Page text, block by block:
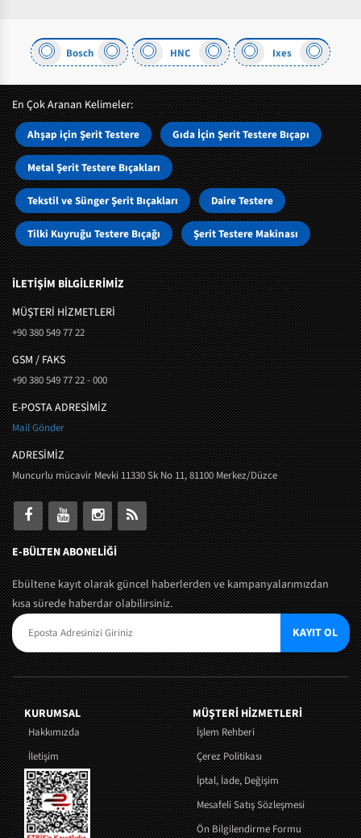
Bosch HNC Ixes Felder
En Çok Aranan Kelimeler:
Ahşap için Şerit Testere Gıda İçin Şerit Testere Bıçapı
Metal Şerit Testere Bıçakları
Tekstil ve Sünger Şerit Bıçakları Daire Testere
Tilki Kuyruğu Testere Bıçağı Şerit Testere Makinası
İLETİŞİM BİLGİLERİMİZ
MÜŞTERI HIZMETLERI
+90 380 549 77 22
GSM / FAKS
+90 380 549 77 22 - 000
E-POSTA ADRESİMİZ
Mail Gönder
ADRESİMİZ
Muncurlu mücavir Mevki 11330 Sk No 11, 81100 Merkez/Düzce
E-BÜLTEN ABONELİĞİ
Ebültene kayıt olarak güncel haberlerden ve kampanyalarımızdan
kısa sürede haberdar olabilirsiniz.
KAYIT OL
KURUMSAL
Hakkımızda
İletişim
MÜŞTERI HIZMETLERI
İşlem Rehberi
Çerez Politikası
İptal, İade, Değişim
Mesafeli Satış Sözleşmesi
Ön Bilgilendirme Formu